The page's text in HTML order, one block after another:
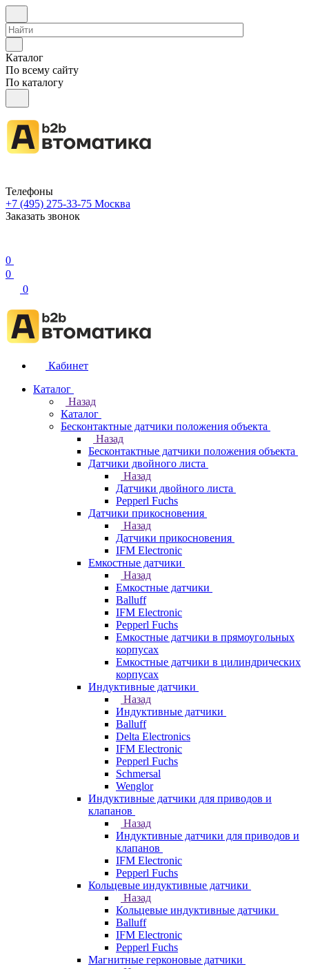
Каталог
По всему сайту
По каталогу
Телефоны
+7 (495) 275-33-75 Москва
Заказать звонок
0
0
0
Кабинет
Каталог
Назад
Каталог
Бесконтактные датчики положения объекта
Назад
Бесконтактные датчики положения объекта
Датчики двойного листа
Назад
Датчики двойного листа
Pepperl Fuchs
Датчики прикосновения
Назад
Датчики прикосновения
IFM Electronic
Емкостные датчики
Назад
Емкостные датчики
Balluff
IFM Electronic
Pepperl Fuchs
Емкостные датчики в прямоугольных
корпусах
Емкостные датчики в цилиндрических
корпусах
Индуктивные датчики
Назад
Индуктивные датчики
Balluff
Delta Electronics
IFM Electronic
Pepperl Fuchs
Schmersal
Wenglor
Индуктивные датчики для приводов и
клапанов
Назад
Индуктивные датчики для приводов и
клапанов
IFM Electronic
Pepperl Fuchs
Кольцевые индуктивные датчики
Назад
Кольцевые индуктивные датчики
Balluff
IFM Electronic
Pepperl Fuchs
Магнитные герконовые датчики